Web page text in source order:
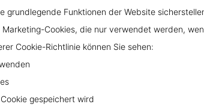
Funktionen der Website
Cookies, die nur verwendet werden,
Cookie-Richtlinie können Sie sehen:
gespeichert wird